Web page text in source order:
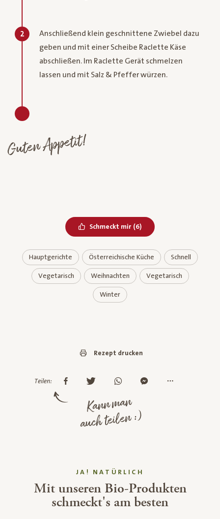
2
Anschließend klein geschnittene Zwiebel dazu
geben und mit einer Scheibe Raclette Käse
abschließen. Im Raclette Gerät schmelzen
lassen und mit Salz & Pfeffer würzen.
Guten Appetit!
Schmeckt mir Bereits geliked
(6)
Hauptgerichte Österreichische Küche Schnell
Vegetarisch Weihnachten Vegetarisch
Winter
Rezept drucken
Teilen:
Kann man
auch teilen :)
JA! NATÜRLICH
Mit unseren Bio-Produkten
schmeckt's am besten